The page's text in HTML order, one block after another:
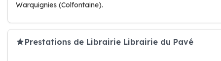
Warquignies (Colfontaine).
Prestations de Librairie Librairie du Pavé